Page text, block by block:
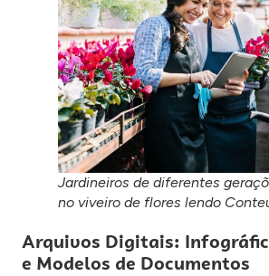
Jardineiros de diferentes
no viveiro de flores lendo
Arquivos Digitais:
e Modelos de Documentos